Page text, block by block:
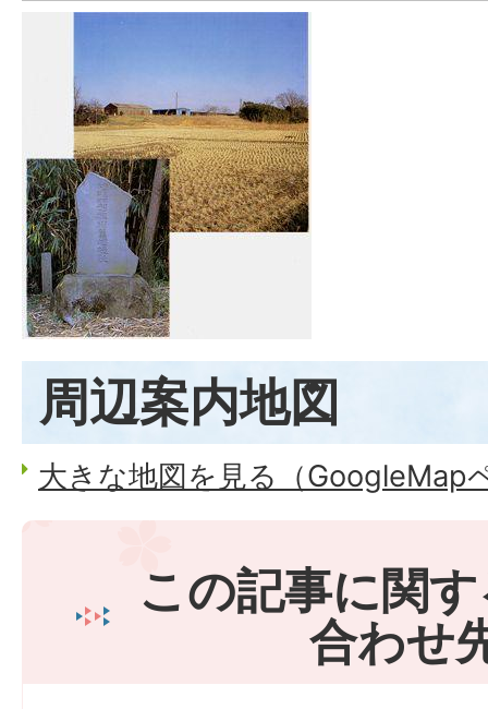
周辺案内地図
大きな地図を見る（GoogleMap
この記事に関
合わせ